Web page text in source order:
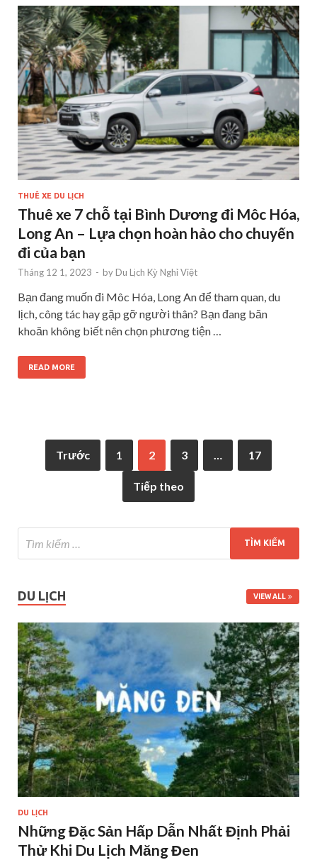
THUÊ XE DU LỊCH
Thuê xe 7 chỗ tại Bình Dương đi Môc Hóa,
Long An – Lựa chọn hoàn hảo cho chuyến
đi của bạn
Tháng 12 1, 2023 - by Du Lịch Kỳ Nghỉ Việt
Bạn đang muốn đi Môc Hóa, Long An để tham quan, du
lịch, công tác hay gặp gỡ người thân? Bạn đang băn
khoăn không biết nên chọn phương tiện …
READ MORE
Trước 1 2 3 17
Tiếp theo
DU LỊCH VIEW ALL
DU LỊCH
Những Đặc Sản Hấp Dẫn Nhất Định Phải
Thử Khi Du Lịch Măng Đen